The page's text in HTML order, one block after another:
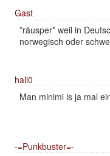
Gast
*räusper* weil in
norwegisch oder
hall0
Man minimi is ja mal
-=Punkbuster=-